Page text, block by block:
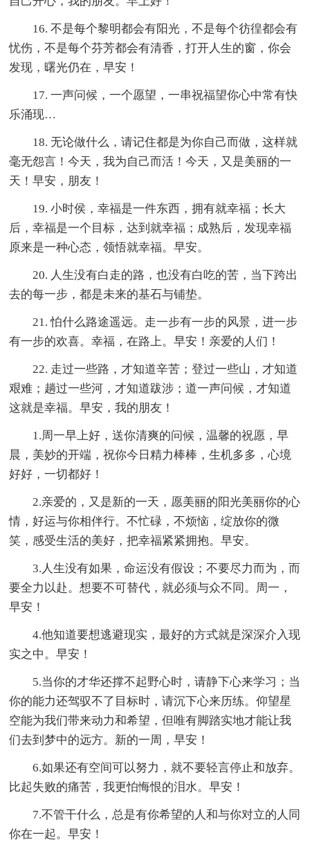
16. 不是每个黎明都会有阳光，不是每个彷徨都会有
忧伤，不是每个芬芳都会有清香，打开人生的窗，你会
发现，曙光仍在，早安！
17. 一声问候，一个愿望，一串祝福望你心中常有快
乐涌现…
18. 无论做什么，请记住都是为你自己而做，这样就
毫无怨言！今天，我为自己而活！今天，又是美丽的一
天！早安，朋友！
19. 小时侯，幸福是一件东西，拥有就幸福；长大
后，幸福是一个目标，达到就幸福；成熟后，发现幸福
原来是一种心态，领悟就幸福。早安。
20. 人生没有白走的路，也没有白吃的苦，当下跨出
去的每一步，都是未来的基石与铺垫。
21. 怕什么路途遥远。走一步有一步的风景，进一步
有一步的欢喜。幸福，在路上。早安！亲爱的人们！
22. 走过一些路，才知道辛苦；登过一些山，才知道
艰难；趟过一些河，才知道跋涉；道一声问候，才知道
这就是幸福。早安，我的朋友！
1.周一早上好，送你清爽的问候，温馨的祝愿，早
晨，美妙的开端，祝你今日精力棒棒，生机多多，心境
好好，一切都好！
2.亲爱的，又是新的一天，愿美丽的阳光美丽你的心
情，好运与你相伴行。不忙碌，不烦恼，绽放你的微
笑，感受生活的美好，把幸福紧紧拥抱。早安。
3.人生没有如果，命运没有假设；不要尽力而为，而
要全力以赴。想要不可替代，就必须与众不同。周一，
早安！
4.他知道要想逃避现实，最好的方式就是深深介入现
实之中。早安！
5.当你的才华还撑不起野心时，请静下心来学习；当
你的能力还驾驭不了目标时，请沉下心来历练。仰望星
空能为我们带来动力和希望，但唯有脚踏实地才能让我
们去到梦中的远方。新的一周，早安！
6.如果还有空间可以努力，就不要轻言停止和放弃。
比起失败的痛苦，我更怕悔恨的泪水。早安！
7.不管干什么，总是有你希望的人和与你对立的人同
你在一起。早安！